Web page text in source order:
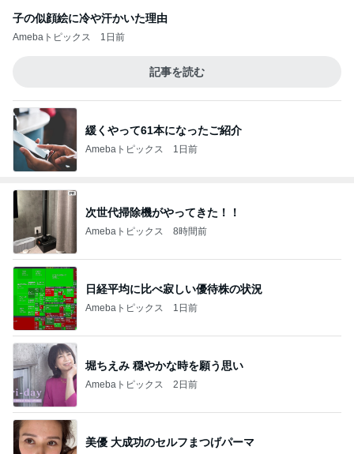
子の似顔絵に冷や汗かいた理由
Amebaトピックス 1日前
記事を読む
緩くやって61本になったご紹介
Amebaトピックス 1日前
次世代掃除機がやってきた！！
Amebaトピックス 8時間前
日経平均に比べ寂しい優待株の状況
Amebaトピックス 1日前
堀ちえみ 穏やかな時を願う思い
Amebaトピックス 2日前
美優 大成功のセルフまつげパーマ